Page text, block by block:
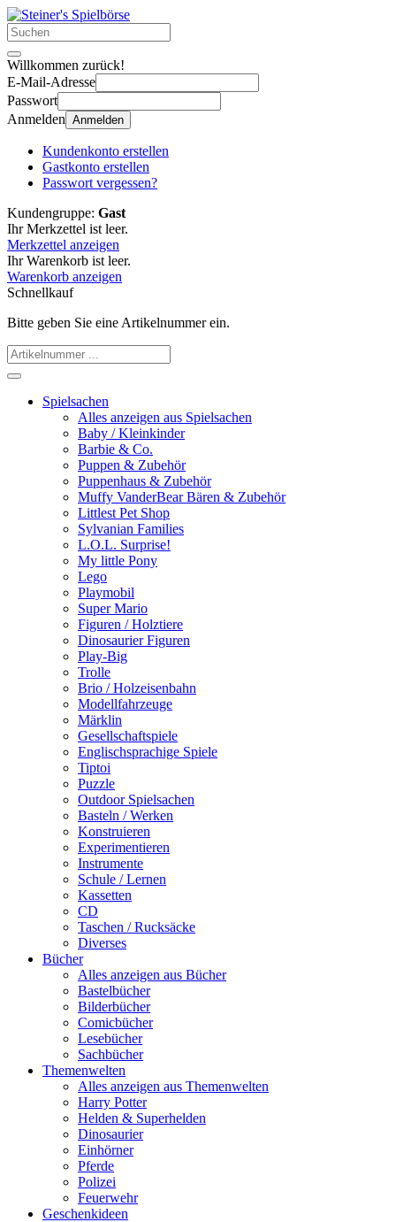
Willkommen zurück!
E-Mail-Adresse
Passwort
Anmelden Anmelden
Kundenkonto erstellen
Gastkonto erstellen
Passwort vergessen?
Kundengruppe: Gast
Ihr Merkzettel ist leer.
Merkzettel anzeigen
Ihr Warenkorb ist leer.
Warenkorb anzeigen
Schnellkauf
Bitte geben Sie eine Artikelnummer ein.
Spielsachen
Alles anzeigen aus Spielsachen
Baby / Kleinkinder
Barbie & Co.
Puppen & Zubehör
Puppenhaus & Zubehör
Muffy VanderBear Bären & Zubehör
Littlest Pet Shop
Sylvanian Families
L.O.L. Surprise!
My little Pony
Lego
Playmobil
Super Mario
Figuren / Holztiere
Dinosaurier Figuren
Play-Big
Trolle
Brio / Holzeisenbahn
Modellfahrzeuge
Märklin
Gesellschaftspiele
Englischsprachige Spiele
Tiptoi
Puzzle
Outdoor Spielsachen
Basteln / Werken
Konstruieren
Experimentieren
Instrumente
Schule / Lernen
Kassetten
CD
Taschen / Rucksäcke
Diverses
Bücher
Alles anzeigen aus Bücher
Bastelbücher
Bilderbücher
Comicbücher
Lesebücher
Sachbücher
Themenwelten
Alles anzeigen aus Themenwelten
Harry Potter
Helden & Superhelden
Dinosaurier
Einhörner
Pferde
Polizei
Feuerwehr
Geschenkideen